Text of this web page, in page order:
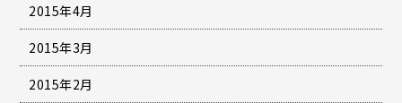
2015年4月
2015年3月
2015年2月